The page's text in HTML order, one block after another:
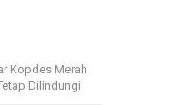
Kopdes Merah
Dilindungi